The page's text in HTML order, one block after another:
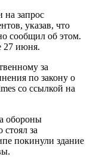
на запрос
указав, что
сообщил об этом.
27 июня.
за
по закону о
со ссылкой на
обороны
за
покинули здание